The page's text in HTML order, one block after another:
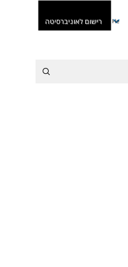
He רישום לאוניברסיטה